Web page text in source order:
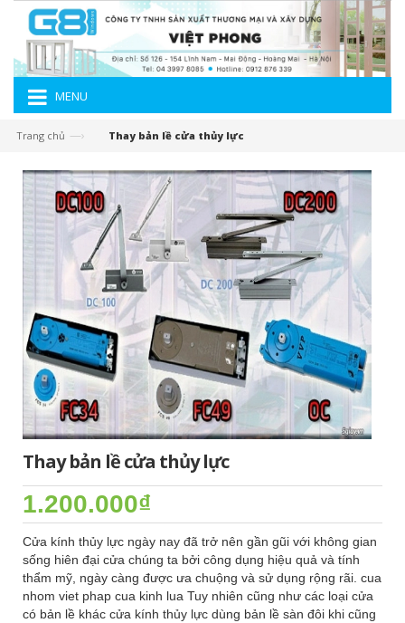
MENU
Trang chủ —› Thay bản lề cửa thủy lực
Thay bản lề cửa thủy lực
1.200.000₫
Cửa kính thủy lực ngày nay đã trở nên gần gũi với không gian
sống hiên đại cửa chúng ta bởi công dụng hiệu quả và tính
thẩm mỹ, ngày càng được ưa chuộng và sử dụng rộng rãi. cua
nhom viet phap cua kinh lua Tuy nhiên cũng như các loại cửa
có bản lề khác cửa kính thủy lực dùng bản lề sàn đôi khi cũng